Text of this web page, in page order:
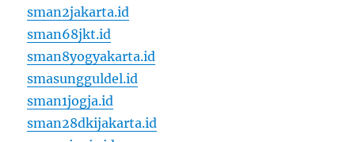
sman2jakarta.id
sman68jkt.id
sman8yogyakarta.id
smasungguldel.id
sman1jogja.id
sman28dkijakarta.id